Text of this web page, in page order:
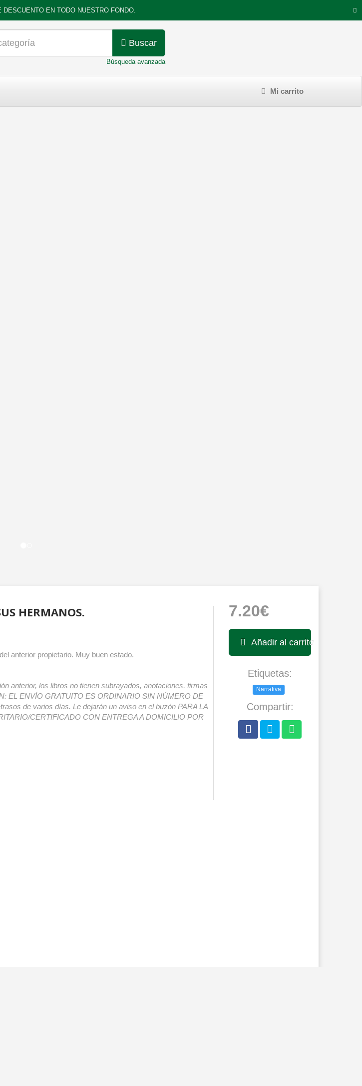
DESCUENTO EN TODO NUESTRO FONDO.
Buscar
Búsqueda avanzada
Mi carrito
HERMANOS.
anterior propietario. Muy buen estado.
anterior, los libros no tienen subrayados, anotaciones, firmas
EL ENVÍO GRATUITO ES ORDINARIO SIN NÚMERO DE
de varios días. Le dejarán un aviso en el buzón PARA LA
CERTIFICADO CON ENTREGA A DOMICILIO POR
7.20€
Añadir al carrito
Etiquetas:
Narrativa
Compartir: